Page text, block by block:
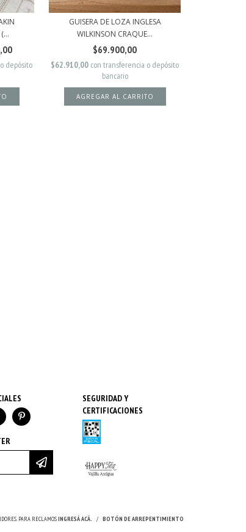
depósito
GUISERA DE LOZA INGLESA
WILKINSON CRAQUE...
$69.900,00
$62.910,00 con transferencia o depósito
bancario
SEGURIDAD Y
CERTIFICACIONES
PARA RECLAMOSINGRESÁ ACÁ. / BOTÓN DE ARREPENTIMIENTO